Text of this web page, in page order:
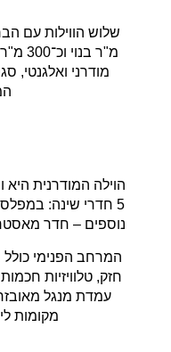
מודרני ואלגנטי,
נוספים – חדר
המרחב הפנימי
חזק, טלוויזיות
עמדת מנגל
מקומות לינה